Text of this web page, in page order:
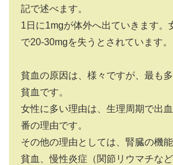
記で述べます。
1日に1mgが体外へ出ていきます。
で20-30mgを失うとされています。
貧血の原因は、様々ですが、最も
貧血です。
女性に多い理由は、生理周期で出
番の理由です。
その他の理由としては、腎臓の機
貧血、慢性炎症（関節リウマチな